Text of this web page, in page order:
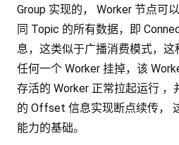
Group 实现的， Worker 节点可
同 Topic 的所有数据，即
息，这类似于广播消费模式，
任何一个 Worker 挂掉，该
存活的 Worker 正常拉起运行 ，
的 Offset 信息实现断点续传，
能力的基础。